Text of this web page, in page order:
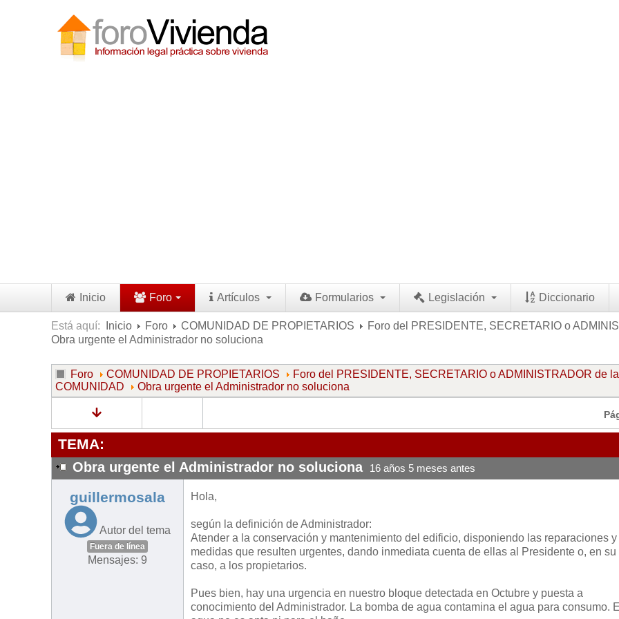
Inicio Foro Artículos Formularios Legislación Diccionario
Está aquí: Inicio Foro COMUNIDAD DE PROPIETARIOS
Foro del PRESIDENTE, SECRETARIO o
Obra urgente el Administrador no soluciona
Foro COMUNIDAD DE PROPIETARIOS
Foro del PRESIDENTE, SECRETARIO o ADMINISTRADOR de la
COMUNIDAD
Obra urgente el Administrador no soluciona
TEMA:
Obra urgente el Administrador no soluciona 16 años 5 meses antes
guillermosala
Autor del tema
Fuera de línea
Mensajes: 9
Hola,
según la definición de Administrador:
Atender a la conservación y mantenimiento del edificio, disponiendo las reparaciones y
medidas que resulten urgentes, dando inmediata cuenta de ellas al Presidente o, en su
caso, a los propietarios.
Pues bien, hay una urgencia en nuestro bloque detectada en Octubre y puesta a
conocimiento del Administrador. La bomba de agua contamina el agua para consumo.